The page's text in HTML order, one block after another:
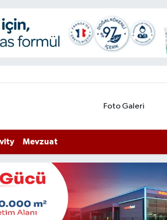
Foto Galeri
Mevzuat